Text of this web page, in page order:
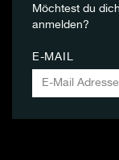
Möchtest du
anmelden?
E-MAIL